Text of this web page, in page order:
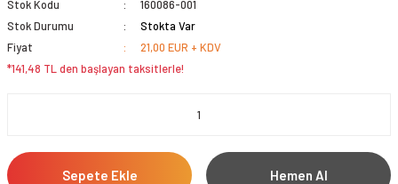
Stok Kodu
160086-001
Stok Durumu
Stokta Var
Fiyat
21,00 EUR + KDV
*141,48 TL den başlayan taksitlerle!
Sepete Ekle Hemen Al